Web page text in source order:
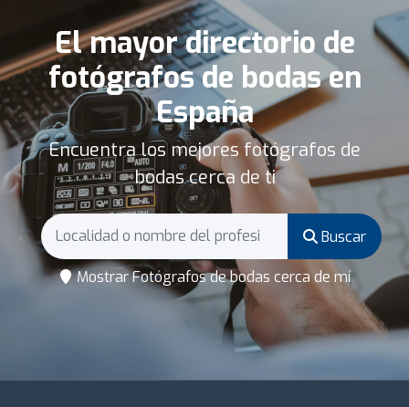
El mayor directorio de
fotógrafos de bodas en
España
Encuentra los mejores fotógrafos de
bodas cerca de ti
Buscar
Mostrar Fotógrafos de bodas cerca de mí